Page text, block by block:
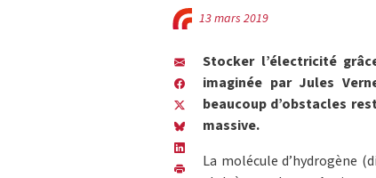
13 mars 2019
Stocker l’électricité
imaginée par Jules
beaucoup d’obstacles
massive.
La molécule d’hydrogène